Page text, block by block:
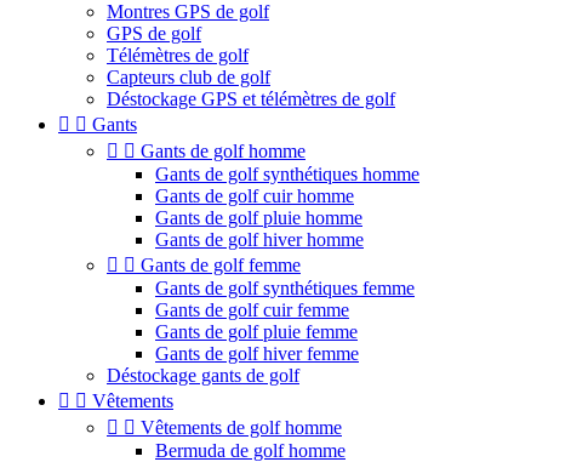
Montres GPS de golf
GPS de golf
Télémètres de golf
Capteurs club de golf
Déstockage GPS et télémètres de golf
  Gants
  Gants de golf homme
Gants de golf synthétiques homme
Gants de golf cuir homme
Gants de golf pluie homme
Gants de golf hiver homme
  Gants de golf femme
Gants de golf synthétiques femme
Gants de golf cuir femme
Gants de golf pluie femme
Gants de golf hiver femme
Déstockage gants de golf
  Vêtements
  Vêtements de golf homme
Bermuda de golf homme